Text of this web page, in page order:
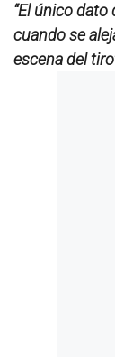
“El único
cuando se
escena del